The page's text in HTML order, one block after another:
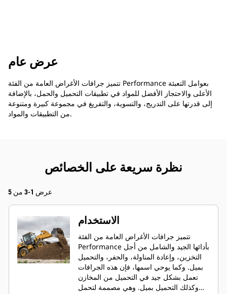
عرض عام
تتميز جرافات الأغراض العامة من الفئة Performance بعوامل التعبئة
الأعلى والاحتجاز الأفضل للمواد في تطبيقات التحميل والحمل، بالإضافة
إلى قدرتها على التدريج، والتسوية، والتفريغ في مجموعة كبيرة ومتنوعة
من التطبيقات والمواد.
نظرة سريعة على الخصائص
عرض 1-3 من 5
الاستخدام
تتميز جرافات الأغراض العامة من الفئة
Performance بأدائها الجيد والشامل من أجل
التخزين، وإعادة المناولة، والحفر، والتحميل
بميل. وكما يوحي اسمها، فإن هذه الجرافات
تعمل بشكل جيد في التحميل من المخازن
وكذلك التحميل بميل. وهي مصممة لتحمل